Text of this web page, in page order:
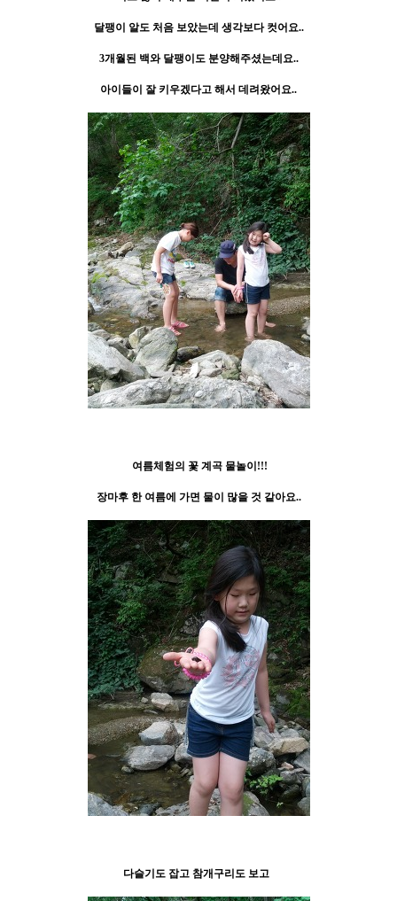
달팽이 알도 처음 보았는데 생각보다 컷어요..
3개월된 백와 달팽이도 분양해주셨는데요..
아이들이 잘 키우겠다고 해서 데려왔어요..
여름체험의 꽃 계곡 물놀이!!!
장마후 한 여름에 가면 물이 많을 것 같아요..
다슬기도 잡고 참개구리도 보고